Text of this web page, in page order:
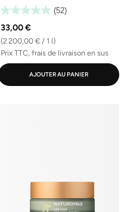
(52)
33,00 €
(2 200,00 € / 1 l)
Prix TTC, frais de livraison en sus
AJOUTER AU PANIER